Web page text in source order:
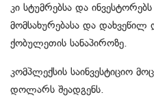
კი სტუმრებსა და
მომსახურებასა და დახვეწილ
ქობულეთის სანაპიროზე.
კომპლექსის საინვესტიციო
დოლარს შეადგენს.